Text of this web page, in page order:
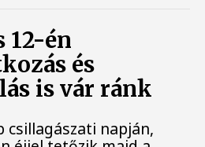
12-én
és
is vár ránk
csillagászati napján,